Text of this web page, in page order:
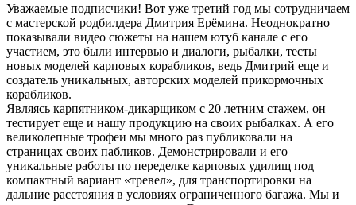
Уважаемые подписчики! Вот уже третий год мы сотрудничаем
с мастерской родбилдера Дмитрия Ерёмина. Неоднократно
показывали видео сюжеты на нашем ютуб канале с его
участием, это были интервью и диалоги, рыбалки, тесты
новых моделей карповых корабликов, ведь Дмитрий еще и
создатель уникальных, авторских моделей прикормочных
корабликов.
Являясь карпятником-дикарщиком с 20 летним стажем, он
тестирует еще и нашу продукцию на своих рыбалках. А его
великолепные трофеи мы много раз публиковали на
страницах своих пабликов. Демонстрировали и его
уникальные работы по переделке карповых удилищ под
компактный вариант «тревел», для транспортировки на
дальние расстояния в условиях ограниченного багажа. Мы и